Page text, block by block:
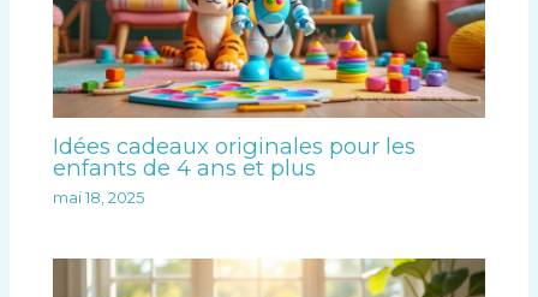
Idées cadeaux originales pour les
enfants de 4 ans et plus
mai 18, 2025